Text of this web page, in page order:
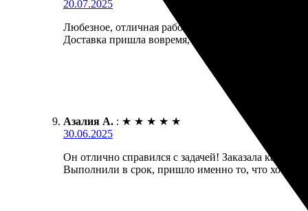
20.07.2025
Любезное, отличная работа! Заказал печать
Доставка пришла вовремя, упаковка надежная.
Азалия А. : ★ ★ ★ ★ ★
30.06.2025
Он отлично справился с задачей! Заказала
Выполнили в срок, пришло именно то, что хотела.